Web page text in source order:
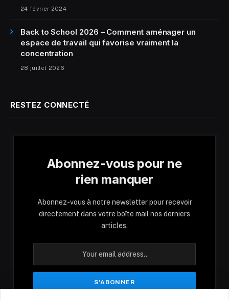
24 février 2024
Back to School 2026 – Comment aménager un
espace de travail qui favorise vraiment la
concentration
28 juillet 2026
RESTEZ CONNECTÉ
Abonnez-vous pour ne
rien manquer
Abonnez-vous à notre newsletter pour recevoir
directement dans votre boîte mail nos derniers
articles.